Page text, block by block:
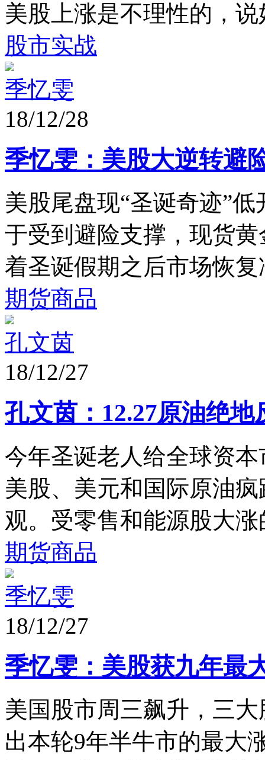
美股上涨是不理性的，
股市实战
季忆雯
18/12/28
季忆雯：美股大逆转避
美股尾盘现“圣诞奇迹”
于受到避险支撑，现货
着圣诞假期之后市场恢
期货商品
孔文茵
18/12/27
孔文茵：12.27原油绝
今年圣诞老人给全球资
美股、美元和国际原油
观。受零售和能源股大
期货商品
季忆雯
18/12/27
季忆雯：美股获九年最
美国股市周三飙升，三
出本轮9年半牛市的最大